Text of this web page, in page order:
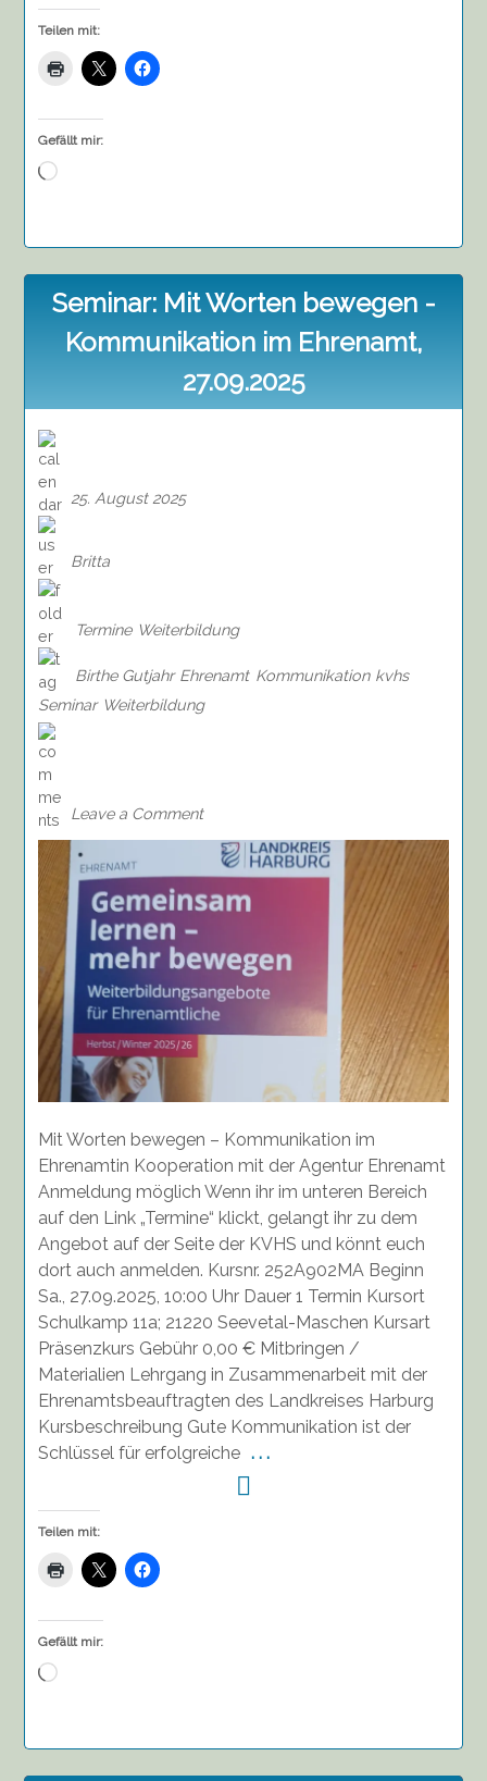
Teilen mit:
Gefällt mir:
Wird
Seminar: Mit Worten bewegen -
Kommunikation im Ehrenamt,
27.09.2025
25. August 2025
Britta
Termine Weiterbildung
Birthe Gutjahr Ehrenamt Kommunikation kvhs
Seminar Weiterbildung
Leave a Comment
bewegen
Kommunikation
im
Ehrenamt,
Mit Worten bewegen – Kommunikation im
Ehrenamtin Kooperation mit der Agentur Ehrenamt
Anmeldung möglich Wenn ihr im unteren Bereich
auf den Link „Termine“ klickt, gelangt ihr zu dem
Angebot auf der Seite der KVHS und könnt euch
dort auch anmelden. Kursnr. 252A902MA Beginn
Sa., 27.09.2025, 10:00 Uhr Dauer 1 Termin Kursort
Schulkamp 11a; 21220 Seevetal-Maschen Kursart
Präsenzkurs Gebühr 0,00 € Mitbringen /
Materialien Lehrgang in Zusammenarbeit mit der
Ehrenamtsbeauftragten des Landkreises Harburg
Kursbeschreibung Gute Kommunikation ist der
Schlüssel für erfolgreiche . . .
Teilen mit:
Gefällt mir:
Wird